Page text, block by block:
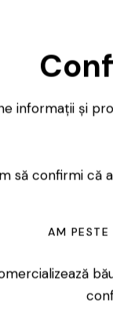
informații și
să confirmi că
AM PESTE